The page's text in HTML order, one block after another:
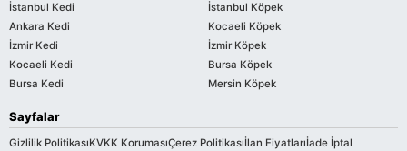
İstanbul Kedi
Ankara Kedi
İzmir Kedi
Kocaeli Kedi
Bursa Kedi
İstanbul Köpek
Kocaeli Köpek
İzmir Köpek
Bursa Köpek
Mersin Köpek
Sayfalar
Gizlilik PolitikasıKVKK KorumasıÇerez Politikasıİlan Fiyatlarıİade İptal